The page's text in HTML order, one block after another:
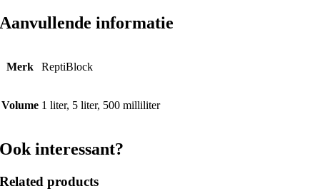
Aanvullende informatie
Merk ReptiBlock
Volume 1 liter, 5 liter, 500 milliliter
Ook interessant?
Related products